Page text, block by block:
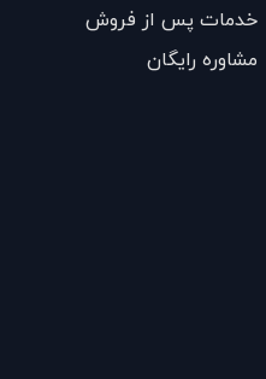
خدمات پس از فروش
مشاوره رایگان